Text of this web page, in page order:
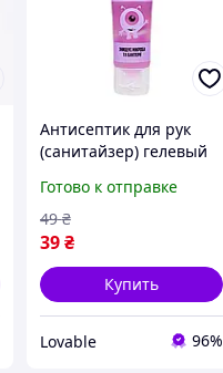
Антисептик для рук
(санитайзер) гелевый
Intense Killer Gel 03
Berry Вишня 50 мл
Готово к отправке
39 ₴
49 ₴
Купить
Lovable 96%